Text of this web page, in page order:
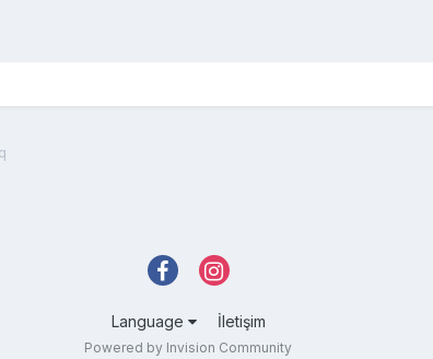
Language İletişim
Powered by Invision Community